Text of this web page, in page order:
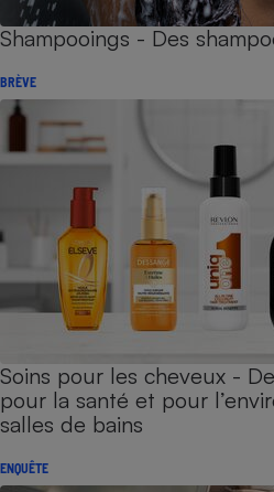
Shampooings - Des
BRÈVE
Soins pour les cheveux -
pour la santé et pour
salles de bains
ENQUÊTE